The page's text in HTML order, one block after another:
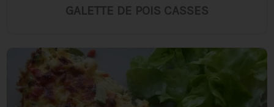
GALETTE DE POIS CASSES